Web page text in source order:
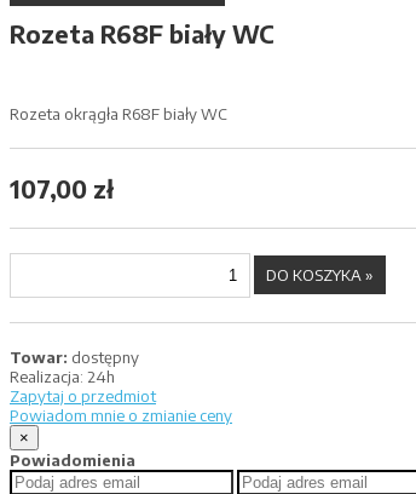
Rozeta R68F biały WC
Rozeta okrągła R68F biały WC
107,00 zł
Towar: dostępny
Realizacja: 24h
Zapytaj o przedmiot
Powiadom mnie o zmianie ceny
×
Powiadomienia